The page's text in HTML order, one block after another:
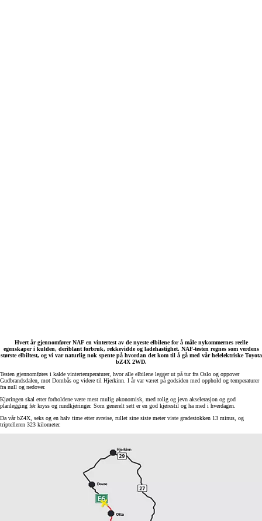
Hvert år gjennomfører NAF en vintertest av de nyeste elbilene for å måle nykommernes reelle
egenskaper i kulden, deriblant forbruk, rekkevidde og ladehastighet. NAF-testen regnes som verdens
største elbiltest, og vi var naturlig nok spente på hvordan det kom til å gå med vår helelektriske Toyota
bZ4X 2WD.
Testen gjennomføres i kalde vintertemperaturer, hvor alle elbilene legger ut på tur fra Oslo og oppover
Gudbrandsdalen, mot Dombås og videre til Hjerkinn. I år var været på godsiden med opphold og temperaturer
fra null og nedover.
Kjøringen skal etter forholdene være mest mulig økonomisk, med rolig og jevn akselerasjon og god
planlegging før kryss og rundkjøringer. Som generelt sett er en god kjørestil og ha med i hverdagen.
Da vår bZ4X, seks og en halv time etter avreise, rullet sine siste meter viste gradestokken 13 minus, og
triptelleren 323 kilometer.